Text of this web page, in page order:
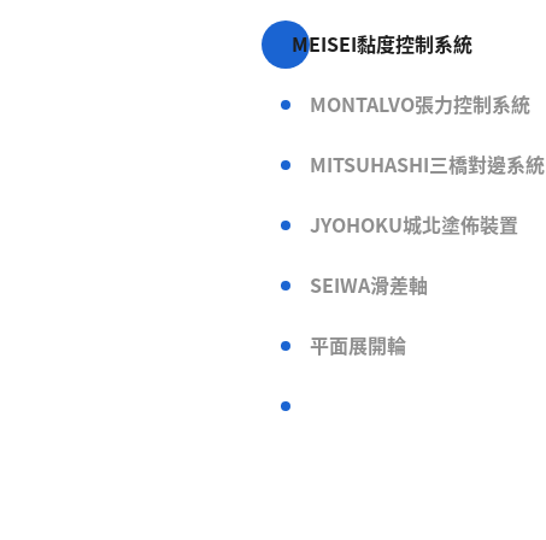
MEISEI黏度控制系統
MONTALVO張力控制系統
MITSUHASHI三橋對邊系統
JYOHOKU城北塗佈裝置
SEIWA滑差軸
平面展開輪